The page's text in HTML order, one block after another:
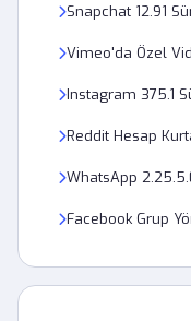
Snapchat 12.91
Vimeo'da Özel
Instagram 375.1
Reddit Hesap
WhatsApp
Facebook Grup